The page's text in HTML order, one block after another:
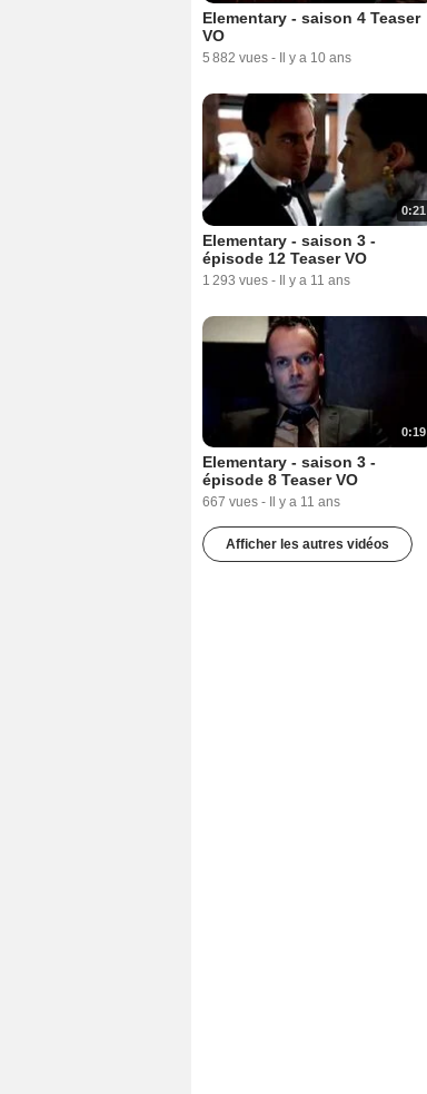
Elementary - saison 4 Teaser
VO
5 882 vues - Il y a 10 ans
0:21
Elementary - saison 3 -
épisode 12 Teaser VO
1 293 vues - Il y a 11 ans
0:19
Elementary - saison 3 -
épisode 8 Teaser VO
667 vues - Il y a 11 ans
Afficher les autres vidéos